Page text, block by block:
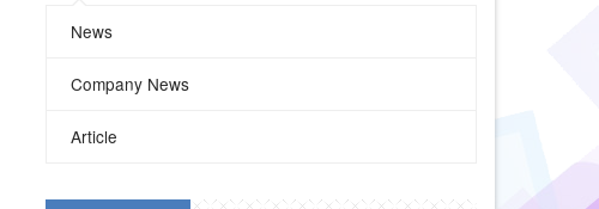
News
Company News
Article